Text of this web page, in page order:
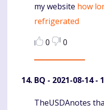
my website how
refrigerated
0
0
BQ - 2021-08-14 -
Komentaras
TheUSDAnotes